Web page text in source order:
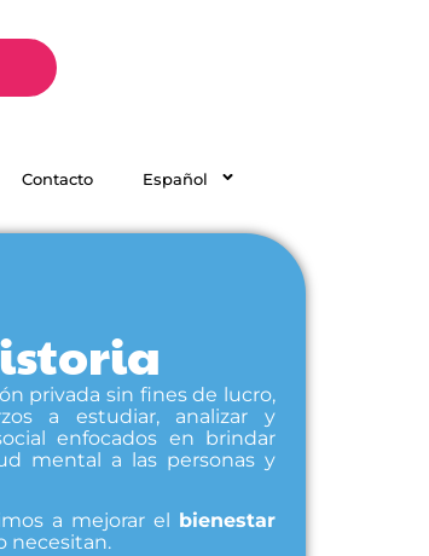
Contacto Español
privada sin fines de lucro,
a estudiar, analizar y
enfocados en brindar
mental a las personas y
a mejorar el bienestar
necesitan.